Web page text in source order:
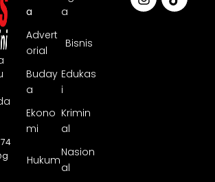
a
a
Advert
orial
Bisnis
Buday
a
Edukas
i
Ekono
mi
Krimin
al
Hukum
Nasion
al